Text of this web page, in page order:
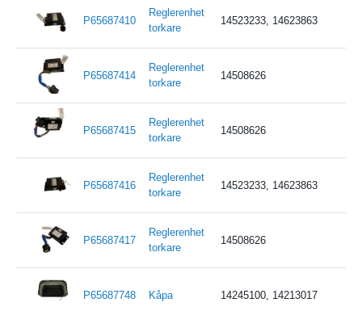
P65687410
Reglerenhet
torkare
14523233, 14623863
P65687414
Reglerenhet
torkare
14508626
P65687415
Reglerenhet
torkare
14508626
P65687416
Reglerenhet
torkare
14523233, 14623863
P65687417
Reglerenhet
torkare
14508626
P65687748 Kåpa 14245100, 14213017